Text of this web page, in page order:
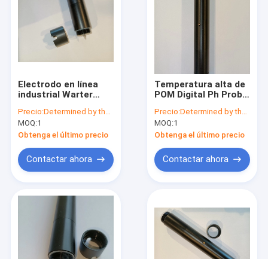
Electrodo en línea
industrial Warter
sensor de POM
Digital pH
Precio:Determined by the number of specific orders
MOQ:1
Obtenga el último precio
Contactar ahora
Temperatura alta de
POM Digital Ph Probe
Precio:Determined by the number of specific orders
MOQ:1
Obtenga el último precio
Contactar ahora